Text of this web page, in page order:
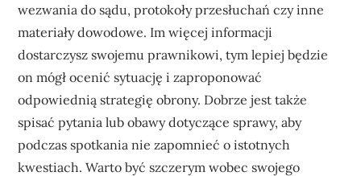
wezwania do sądu, protokoły przesłuchań czy inne
materiały dowodowe. Im więcej informacji
dostarczysz swojemu prawnikowi, tym lepiej będzie
on mógł ocenić sytuację i zaproponować
odpowiednią strategię obrony. Dobrze jest także
spisać pytania lub obawy dotyczące sprawy, aby
podczas spotkania nie zapomnieć o istotnych
kwestiach. Warto być szczerym wobec swojego